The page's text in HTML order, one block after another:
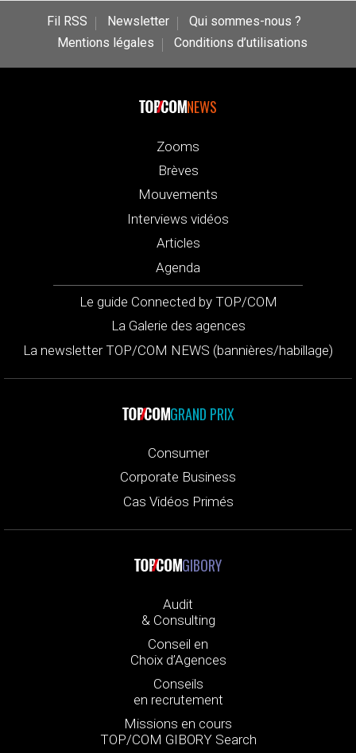
Fil RSS Newsletter
Qui sommes-nous ?
Mentions légales
Conditions d’utilisations
NEWS
Zooms
Brèves
Mouvements
Interviews vidéos
Articles
Agenda
Le guide Connected by TOP/COM
La Galerie des agences
La newsletter TOP/COM NEWS (bannières/habillage)
GRAND PRIX
Consumer
Corporate Business
Cas Vidéos Primés
GIBORY
Audit
& Consulting
Conseil en
Choix d’Agences
Conseils
en recrutement
Missions en cours
TOP/COM GIBORY Search